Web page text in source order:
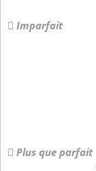
Imparfait
Plus que parfait